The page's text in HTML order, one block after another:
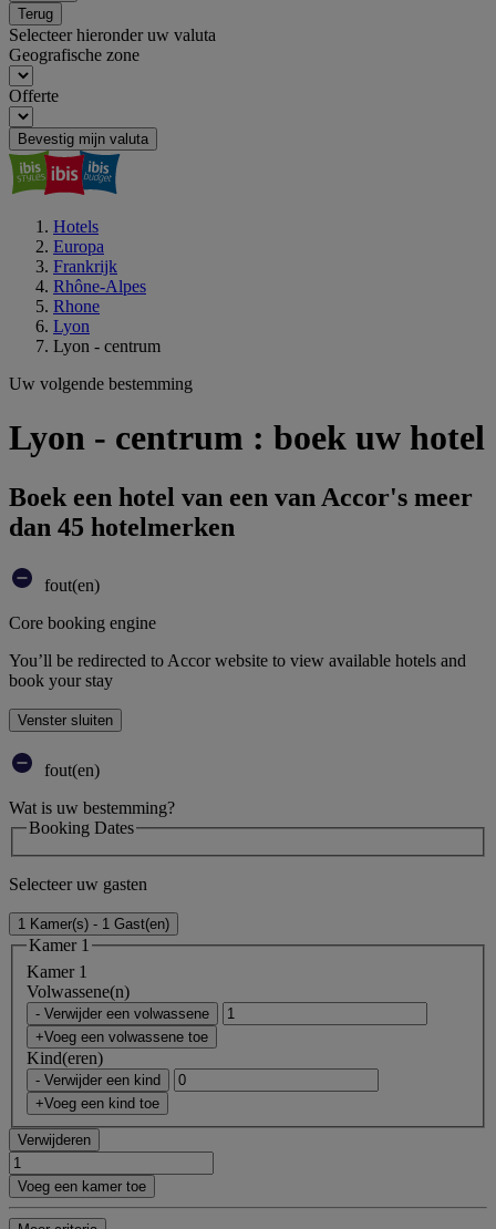
Terug
Selecteer hieronder uw valuta
Geografische zone
Offerte
Bevestig mijn valuta
Hotels
Europa
Frankrijk
Rhône-Alpes
Rhone
Lyon
Lyon - centrum
Uw volgende bestemming
Lyon - centrum : boek uw hotel
Boek een hotel van een van Accor's meer
dan 45 hotelmerken
fout(en)
Core booking engine
You’ll be redirected to Accor website to view available hotels and
book your stay
Venster sluiten
fout(en)
Wat is uw bestemming?
Booking Dates
Selecteer uw gasten
1 Kamer(s) - 1 Gast(en)
Kamer 1
Kamer 1
Volwassene(n)
- Verwijder een volwassene
+Voeg een volwassene toe
Kind(eren)
- Verwijder een kind
+Voeg een kind toe
Verwijderen
Voeg een kamer toe